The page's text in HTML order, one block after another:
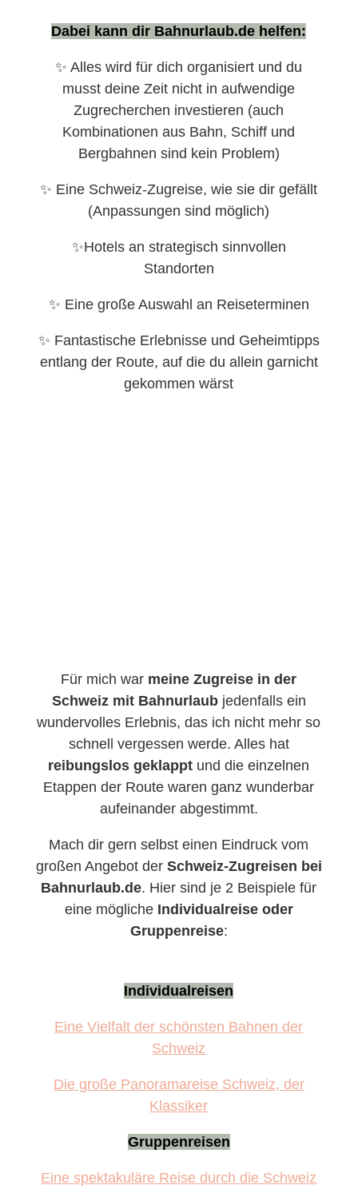
Dabei kann dir Bahnurlaub.de helfen:
✨ Alles wird für dich organisiert und du
musst deine Zeit nicht in aufwendige
Zugrecherchen investieren (auch
Kombinationen aus Bahn, Schiff und
Bergbahnen sind kein Problem)
✨ Eine Schweiz-Zugreise, wie sie dir gefällt
(Anpassungen sind möglich)
✨Hotels an strategisch sinnvollen
Standorten
✨ Eine große Auswahl an Reiseterminen
✨ Fantastische Erlebnisse und Geheimtipps
entlang der Route, auf die du allein garnicht
gekommen wärst
Für mich war meine Zugreise in der
Schweiz mit Bahnurlaubjedenfalls ein
wundervolles Erlebnis, das ich nicht mehr so
schnell vergessen werde. Alles hat
reibungslos geklappt und die einzelnen
Etappen der Route waren ganz wunderbar
aufeinander abgestimmt.
Mach dir gern selbst einen Eindruck vom
großen Angebot der Schweiz-Zugreisen bei
Bahnurlaub.de. Hier sind je 2 Beispiele für
eine möglicheIndividualreise oder
Gruppenreise:
Individualreisen
Eine Vielfalt der schönsten Bahnen der
Schweiz
Die große Panoramareise Schweiz, der
Klassiker
Gruppenreisen
Eine spektakuläre Reise durch die Schweiz